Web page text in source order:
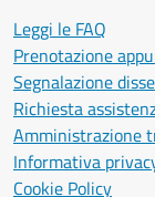
Leggi le FAQ
Prenotazione
Segnalazione
Richiesta
Amministrazione
Informativa
Cookie Policy